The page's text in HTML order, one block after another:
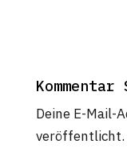
Deine E-Mail-
veröffentlicht.